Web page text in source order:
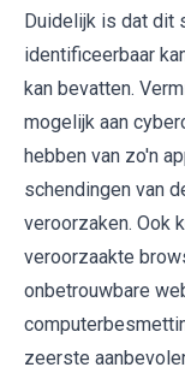
Duidelijk is dat dit
identificeerbaar
kan bevatten.
mogelijk aan
hebben van zo'n
schendingen van
veroorzaken. Ook
veroorzaakte
onbetrouwbare
zeerste